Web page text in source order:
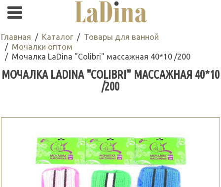
Главная Каталог
Товары для ванной
Мочалки оптом
Мочалка LaDina "Colibri" массажная 40*10 /200
МОЧАЛКА LADINA "COLIBRI" МАССАЖНАЯ 40*10
/200